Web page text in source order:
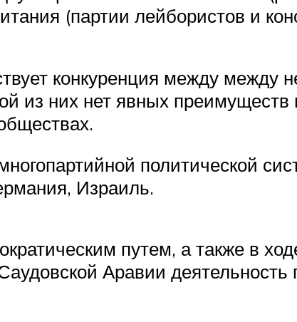
(партии лейбористов и
конкуренция между между
из них нет явных
политической
Израиль.
путем, а также в
Аравии